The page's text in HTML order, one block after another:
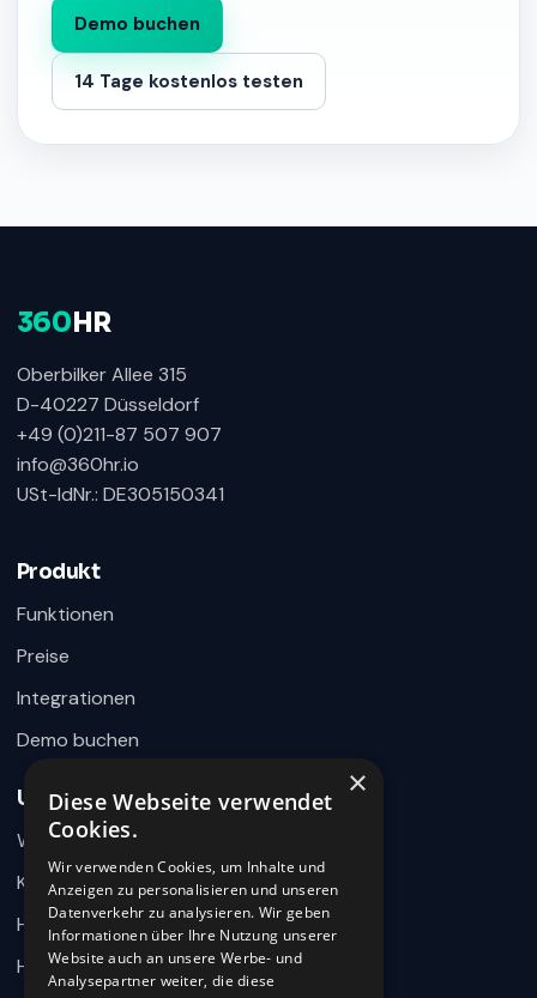
Demo buchen
14 Tage kostenlos testen
360 HR
Oberbilker Allee 315
D-40227 Düsseldorf
+49 (0)211-87 507 907
info@360hr.io
USt-IdNr.: DE305150341
Produkt
Funktionen
Preise
Integrationen
Demo buchen
Unternehmen
Warum 360HR
Kontakt
Hilfecenter
HR-Wissen
360HR Chat
Wie können wir helfen?
hier im Chat zurück.
×
Diese Webseite verwendet
Cookies.
Wir verwenden Cookies, um Inhalte und
Anzeigen zu personalisieren und unseren
Datenverkehr zu analysieren. Wir geben
Informationen über Ihre Nutzung unserer
Website auch an unsere Werbe- und
Analysepartner weiter, die diese